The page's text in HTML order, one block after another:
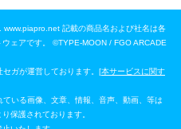
記載の商品名および社名は各
ェアです。
©TYPE-MOON / FGO ARCADE
ガが運営しております。[本サービスに関す
いる画像、文章、情報、音声、動画、等は
保護されております。